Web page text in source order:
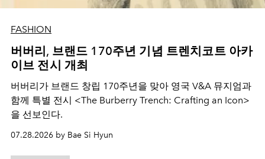
FASHION
버버리, 브랜드 170주년 기념 트렌치코트 아카
이브 전시 개최
버버리가 브랜드 창립 170주년을 맞아 영국 V&A 뮤지엄과
함께 특별 전시 <The Burberry Trench: Crafting an Icon>
을 선보인다.
07.28.2026 by Bae Si Hyun